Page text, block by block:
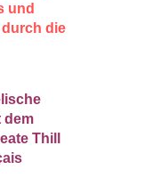
und
durch die
dem
Thill